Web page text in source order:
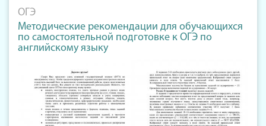
ОГЭ
Методические рекомендации для обучающихся
по самостоятельной подготовке к ОГЭ по
английскому языку